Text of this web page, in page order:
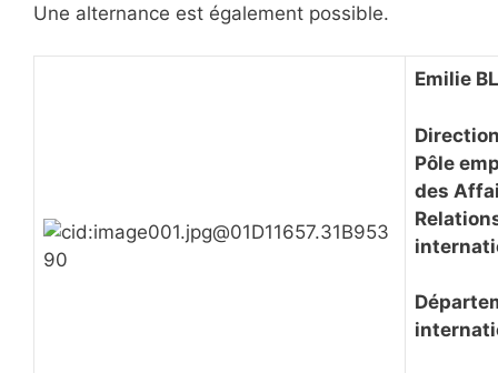
Une alternance est également possible.
Emilie
Pôle
des